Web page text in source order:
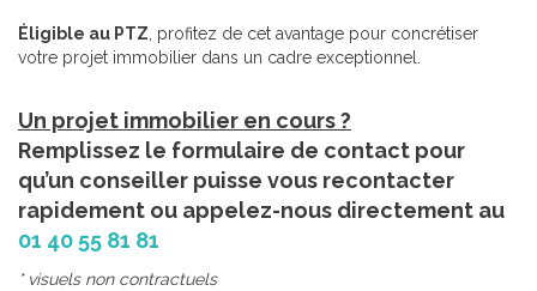
Éligible au PTZ, profitez de cet avantage pour concrétiser
votre projet immobilier dans un cadre exceptionnel.
Un projet immobilier en cours ?
Remplissez le formulaire de contact pour
qu’un conseiller puisse vous recontacter
rapidement ou appelez-nous directement au
01 40 55 81 81
* visuels non contractuels